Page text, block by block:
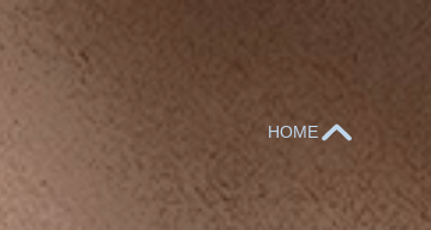
HOME